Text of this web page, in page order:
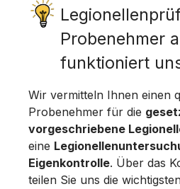
Probenehmer
funktioniert
Wir vermitteln Ihnen einen
Probenehmer für die
vorgeschriebene
eine
Eigenkontrolle. Über das
teilen Sie uns die